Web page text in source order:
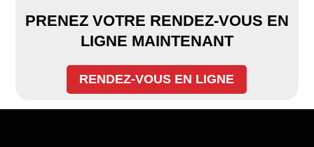
PRENEZ VOTRE RENDEZ-VOUS EN
LIGNE MAINTENANT
RENDEZ-VOUS EN LIGNE